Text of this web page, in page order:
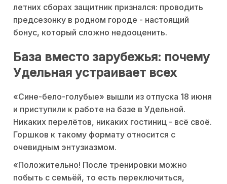
летних сборах защитник признался: проводить
предсезонку в родном городе - настоящий
бонус, который сложно недооценить.
База вместо зарубежья: почему
Удельная устраивает всех
«Сине-бело-голубые» вышли из отпуска 18 июня
и приступили к работе на базе в Удельной.
Никаких перелётов, никаких гостиниц - всё своё.
Горшков к такому формату относится с
очевидным энтузиазмом.
«Положительно! После тренировки можно
побыть с семьёй, то есть переключиться,